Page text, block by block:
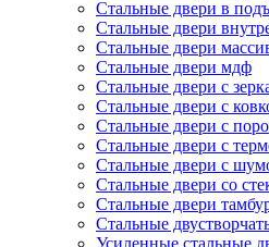
Стальные двери в
Стальные двери
Стальные двери
Стальные двери мдф
Стальные двери с
Стальные двери с
Стальные двери с
Стальные двери с
Стальные двери с
Стальные двери со
Стальные двери
Стальные